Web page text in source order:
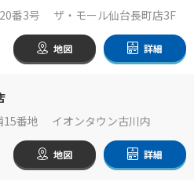
番3号 ザ・モール仙台長町店3F
地図 詳細
15番地 イオンタウン古川内
地図 詳細